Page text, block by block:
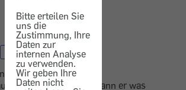
Bitte erteilen Sie
uns die
Zustimmung, Ihre
Daten zur
internen Analyse
zu verwenden.
Wir geben Ihre
Daten nicht
Währung
6/2002
Urlaub fährt … dann kann er was